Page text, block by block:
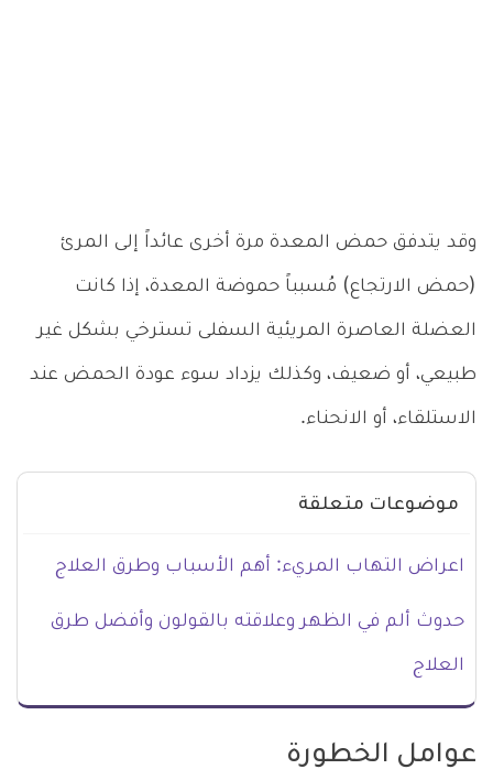
وقد يتدفق حمض المعدة مرة أخرى عائداً إلى المرئ
(حمض الارتجاع) مُسبباً حموضة المعدة، إذا كانت
العضلة العاصرة المريئية السفلى تسترخي بشكل غير
طبيعي، أو ضعيف، وكذلك يزداد سوء عودة الحمض عند
الاستلقاء، أو الانحناء.
موضوعات متعلقة
اعراض التهاب المريء: أهم الأسباب وطرق العلاج
حدوث ألم في الظهر وعلاقته بالقولون وأفضل طرق
العلاج
عوامل الخطورة